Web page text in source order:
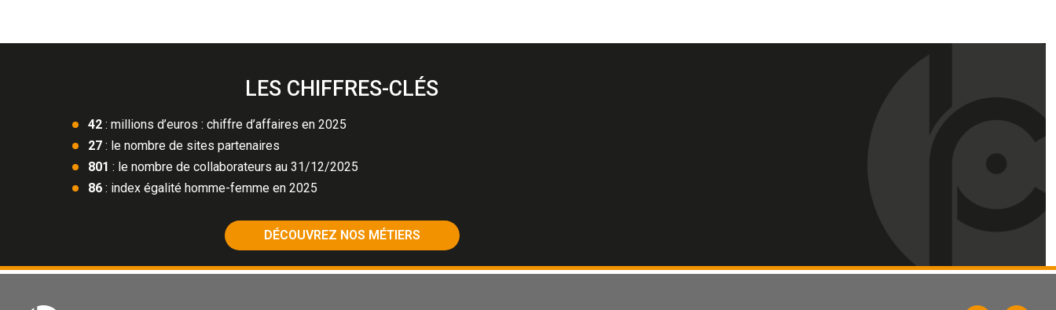
LES CHIFFRES-CLÉS
42 : millions d’euros : chiffre d’affaires en 2025
27 : le nombre de sites partenaires
801 : le nombre de collaborateurs au 31/12/2025
86 : index égalité homme-femme en 2025
DÉCOUVREZ NOS MÉTIERS